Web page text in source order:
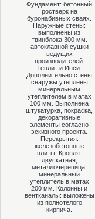
Фундамент: бетонный
ростверк на
буронабивных сваях.
Наружные стены:
выполнены из
твинблока 300 мм.
автоклавной сушки
ведущих
производителей:
Теплит и Инси.
Дополнительно стены
снаружы утеплены
минеральным
утеплителем в матах
100 мм. Выполнена
штукатурка, покраска,
декоративные
элементы согласно
эскизного проекта.
Перекрытия:
железобетонные
плиты. Кровля:
двускатная,
металлочерепица,
минеральный
утеплитель в матах
200 мм. Колонны и
вентканалы: выложены
из полнотелого
кирпича.